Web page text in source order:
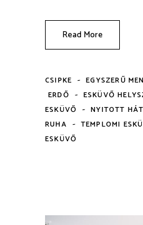
Read More
CSIPKE - EGYSZERŰ
ERDŐ - ESKÜVŐ
ESKÜVŐ - NYITOTT
RUHA - TEMPLOMI
ESKÜVŐ